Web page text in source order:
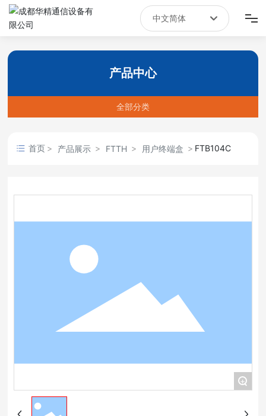
首页
新闻资讯
关于我们
中文简体
中文简体
产品中心
全部分类
首页 产品展示 FTTH 用户终端盒 FTB104C
+